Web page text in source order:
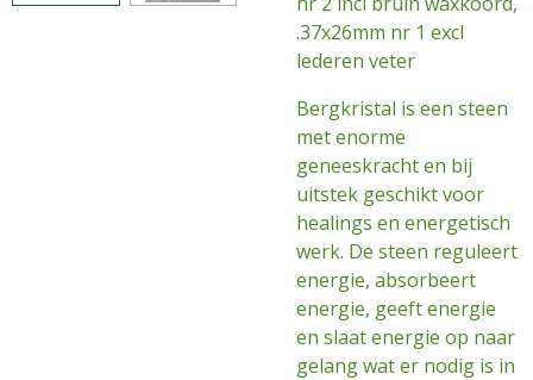
.37x26mm nr 1 excl
lederen veter
Bergkristal is een steen
met enorme
geneeskracht en bij
uitstek geschikt voor
healings en energetisch
werk. De steen reguleert
energie, absorbeert
energie, geeft energie
en slaat energie op naar
gelang wat er nodig is in